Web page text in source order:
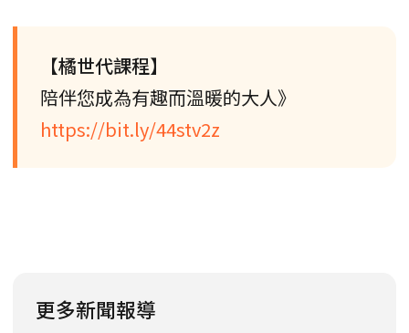
【橘世代課程】
陪伴您成為有趣而溫暖的大人》
https://bit.ly/44stv2z
更多新聞報導